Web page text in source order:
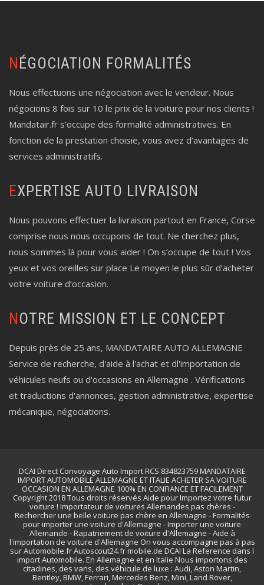
NÉGOCIATION FORMALITÉS
Nous effectuons une négociation avec le vendeur. Nous
négocions 8 fois sur 10 le prix de la voiture pour nos clients !
Mandatair.fr s’occupe des formalité administratives. En
fonction de la prestation choisie, vous avez d’avantages de
services administratifs.
EXPERTISE AUTO LIVRAISON
Nous pouvons effectuer la livraison partout en France, Corse
comprise nous nous occupons de tout. Ne cherchez plus,
nous sommes là pour vous aider ! On s’occupe de tout ! Vos
yeux et vos oreilles sur place Le moyen le plus sûr d’acheter
votre voiture d’occasion.
NOTRE MISSION ET LE CONCEPT
Depuis près de 25 ans, MANDATAIRE AUTO ALLEMAGNE
Service de recherche, d'aide à l'achat et dl'importation de
véhicules neufs ou d'occasions en Allemagne . Vérifications
et traductions d'annonces, gestion administrative, expertise
mécanique, négociations.
DCAI Direct Convoyage Auto Import RCS 834823759 MANDATAIRE
IMPORT AUTOMOBILE ALLEMAGNE ET ITALIE ACHETER SA VOITURE
OCCASION EN ALLEMAGNE 100% EN CONFIANCE ET FACILEMENT
Copyright 2018 Tous droits réservés Aide pour Importez votre futur
voiture ! Importateur de voitures Allemandes pas chères -
Rechercher une belle voiture pas chère en Allemagne - Formalités
pour importer une voiture d'Allemagne - Importer une voiture
Allemande - Rapatriement de voiture d'Allemagne - Aide à
l'importation de voiture d'Allemagne On vous accompagne pas à pas
sur Automobile.fr Autoscout24.fr mobile.de DCAI La Reference dans l
import Automobile. En Allemagne et en Italie Nous importons des
citadines, des vans, des véhicule de luxe : Audi, Aston Martin,
Bentley, BMW, Ferrari, Mercedes Benz, Mini, Land Rover,